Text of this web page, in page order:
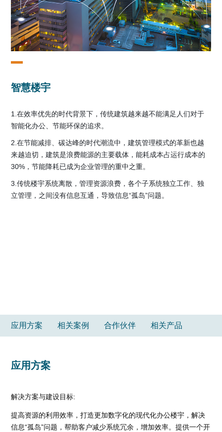
智慧楼宇
1.在效率优先的时代背景下，传统建筑越来越不能满足人们对于
智能化办公、节能环保的追求。
2.在节能减排、碳达峰的时代潮流中，建筑管理模式的革新也越
来越迫切，建筑是浪费能源的主要载体，能耗成本占运行成本的
30%，节能降耗已成为企业管理的重中之重。
3.传统楼宇系统离散，管理资源浪费，各个子系统独立工作、独
立管理，之间没有信息互通，导致信息“孤岛”问题。
应用方案 相关案例 合作伙伴 相关产品
应用方案
解决方案与建设目标:
提高资源的利用效率，打造更加数字化的现代化办公楼宇，解决
信息“孤岛”问题，帮助客户减少系统冗余，增加效率。提供一个开